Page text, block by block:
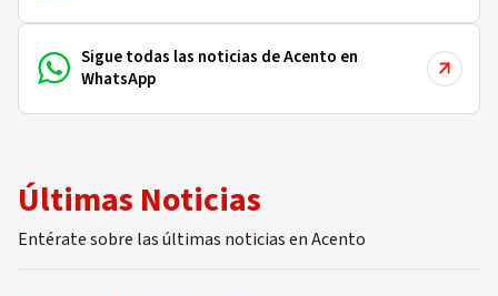
Sigue todas las noticias de Acento en
WhatsApp